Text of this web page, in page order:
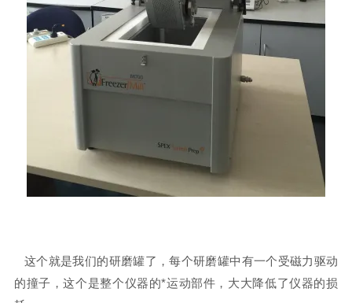
这个就是我们的研磨罐了，每个研磨罐中有一个受磁力驱动
的撞子，这个是整个仪器的*运动部件，大大降低了仪器的损